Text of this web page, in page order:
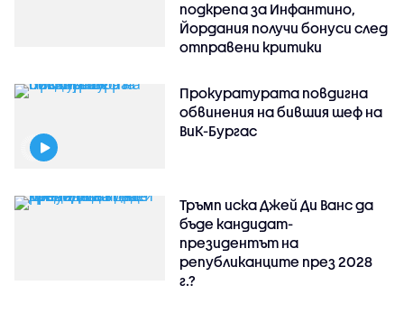
подкрепа за Инфантино,
Йордания получи бонуси след
отправени критики
Прокуратурата повдигна
обвинения на бившия шеф на
ВиК-Бургас
Тръмп иска Джей Ди Ванс да
бъде кандидат-
президентът на
републиканците през 2028
г.?